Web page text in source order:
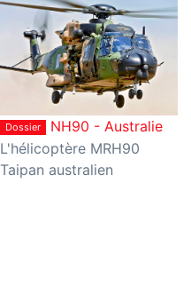
Dossier
NH90 - Australie
L'hélicoptère MRH90
Taipan australien